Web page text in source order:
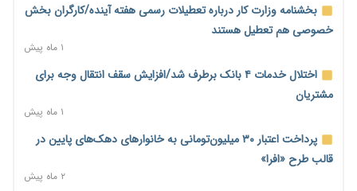
احتمال اختلال ۲۴ ساعته در سامانه‌های تأمین اجتماعی
۲ روز پیش
آغاز اجرای پایلوت «ردا کارت» برای دانشجویان تحصیلات تکمیلی
محدودیت تازه برای شبکه بانکی؛ افزایش سپرده قانونی با هدف
کنترل تورم
ترمز تولید خودرو کشیده شد؛ افت ۲۵ درصدی تیراژ ایران‌خودرو،
بخشنامه وزارت کار درباره تعطیلات رسمی هفته آینده/کارگران بخش
خصوصی هم تعطیل هستند
۱ ماه پیش
اختلال خدمات ۴ بانک برطرف شد/افزایش سقف انتقال وجه برای
مشتریان
۱ ماه پیش
پرداخت اعتبار ۳۰ میلیون‌تومانی به خانوارهای دهک‌های پایین در
قالب طرح «افرا»
۲ ماه پیش